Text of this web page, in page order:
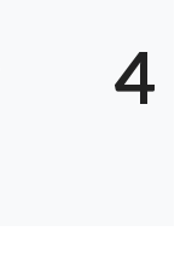
4